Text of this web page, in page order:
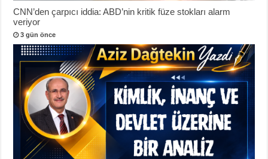
CNN’den çarpıcı iddia: ABD’nin kritik füze stokları alarm
veriyor
3 gün önce